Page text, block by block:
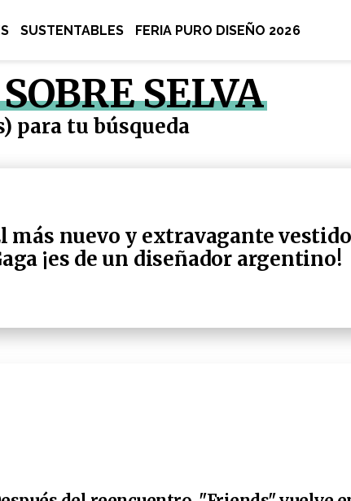
SUSTENTABLES FERIA PURO DISEÑO 2026
SELVA
para tu búsqueda
más nuevo y extravagante
¡es de un diseñador argentino!